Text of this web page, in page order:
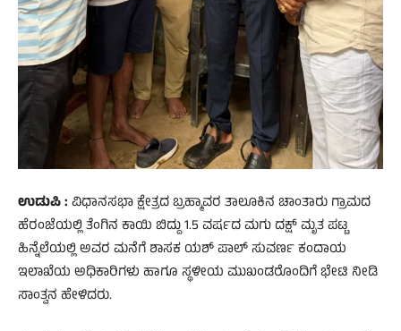
ಉಡುಪಿ : ವಿಧಾನಸಭಾ ಕ್ಷೇತ್ರದ ಬ್ರಹ್ಮಾವರ ತಾಲೂಕಿನ ಚಾಂತಾರು ಗ್ರಾಮದ
ಹೆರಂಜೆಯಲ್ಲಿ ತೆಂಗಿನ ಕಾಯಿ ಬಿದ್ದು 1.5 ವರ್ಷದ ಮಗು ದಕ್ಷ್ ಮೃತ ಪಟ್ಟ
ಹಿನ್ನೆಲೆಯಲ್ಲಿ ಅವರ ಮನೆಗೆ ಶಾಸಕ ಯಶ್ ಪಾಲ್ ಸುವರ್ಣ ಕಂದಾಯ
ಇಲಾಖೆಯ ಅಧಿಕಾರಿಗಳು ಹಾಗೂ ಸ್ಥಳೀಯ ಮುಖಂಡರೊಂದಿಗೆ ಭೇಟಿ ನೀಡಿ
ಸಾಂತ್ವನ ಹೇಳಿದರು.